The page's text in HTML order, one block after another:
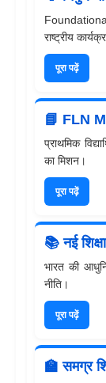
राष्ट्रीय
पूरा पढ़ें
📘 FLN
प्राथमिक
का मिशन।
पूरा पढ़ें
📚 नई
भारत की
नीति।
पूरा पढ़ें
🏫 समग्र